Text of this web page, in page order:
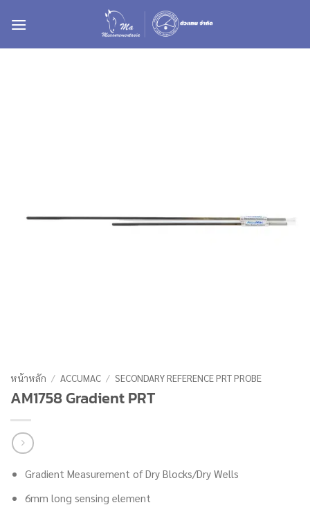
หน้าหลัก / ACCUMAC / SECONDARY REFERENCE PRT PROBE
AM1758 Gradient PRT
Gradient Measurement of Dry Blocks/Dry Wells
6mm long sensing element